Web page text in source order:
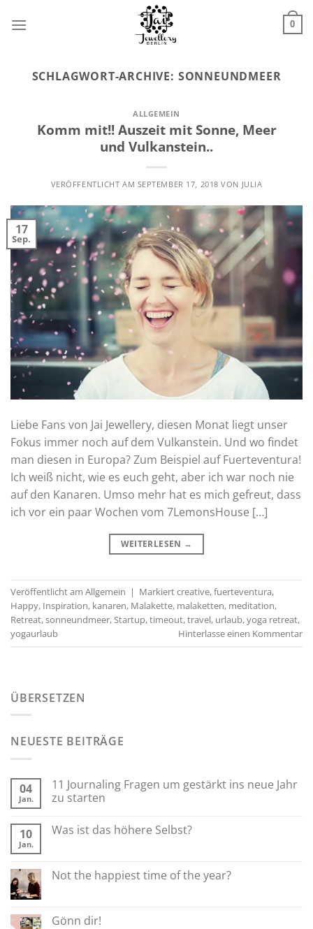
Inhalt
0
SCHLAGWORT-ARCHIVE: SONNEUNDMEER
ALLGEMEIN
Komm mit!! Auszeit mit Sonne, Meer
und Vulkanstein..
VERÖFFENTLICHT AM SEPTEMBER 17, 2018 VON JULIA
17
Sep.
Liebe Fans von Jai Jewellery, diesen Monat liegt unser
Fokus immer noch auf dem Vulkanstein. Und wo findet
man diesen in Europa? Zum Beispiel auf Fuerteventura!
Ich weiß nicht, wie es euch geht, aber ich war noch nie
auf den Kanaren. Umso mehr hat es mich gefreut, dass
ich vor ein paar Wochen vom 7LemonsHouse […]
WEITERLESEN →
Veröffentlicht am Allgemein | Markiertcreative,fuerteventura,
Happy, Inspiration, kanaren, Malakette, malaketten, meditation,
Retreat,sonneundmeer,Startup,timeout,travel, urlaub,yoga retreat,
yogaurlaub
Hinterlasse einen Kommentar
ÜBERSETZEN
NEUESTE BEITRÄGE
04
Jan.
11 Journaling Fragen um gestärkt ins neue Jahr
zu starten
10
Jan.
Was ist das höhere Selbst?
Not the happiest time of the year?
Gönn dir!